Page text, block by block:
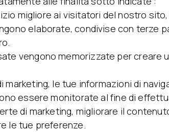
migliore ai visitatori del nostro
elaborate, condivise con terze
vengono memorizzate per creare
marketing, le tue informazioni di
essere monitorate al fine di
di marketing, migliorare il
le tue preferenze.